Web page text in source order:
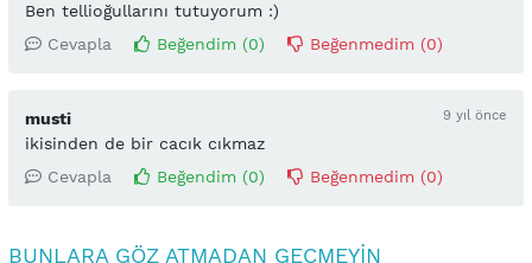
Ben tellioğullarını tutuyorum :)
Cevapla
Beğendim (0) Beğenmedim (0)
musti 9 yıl önce
ikisinden de bir cacık cıkmaz
Cevapla
Beğendim (0) Beğenmedim (0)
BUNLARA GÖZ ATMADAN GEÇMEYIN